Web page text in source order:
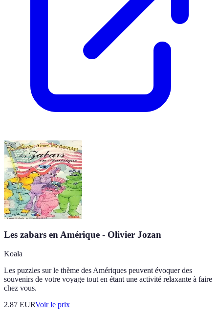
Les zabars en Amérique - Olivier Jozan
Koala
Les puzzles sur le thème des Amériques peuvent évoquer des
souvenirs de votre voyage tout en étant une activité relaxante à faire
chez vous.
2.87 EURVoir le prix